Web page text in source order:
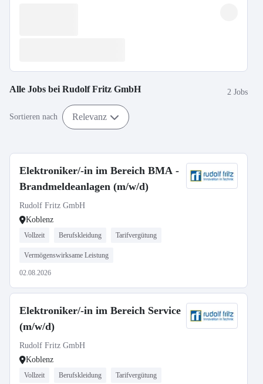
Alle Jobs bei Rudolf Fritz GmbH 2 Jobs
Sortieren nach Relevanz
Elektroniker/-in im Bereich BMA -
Brandmeldeanlagen (m/w/d)
Rudolf Fritz GmbH
Koblenz
Vollzeit Berufskleidung Tarifvergütung
Vermögenswirksame Leistung
02.08.2026
Elektroniker/-in im Bereich Service
(m/w/d)
Rudolf Fritz GmbH
Koblenz
Vollzeit Berufskleidung Tarifvergütung